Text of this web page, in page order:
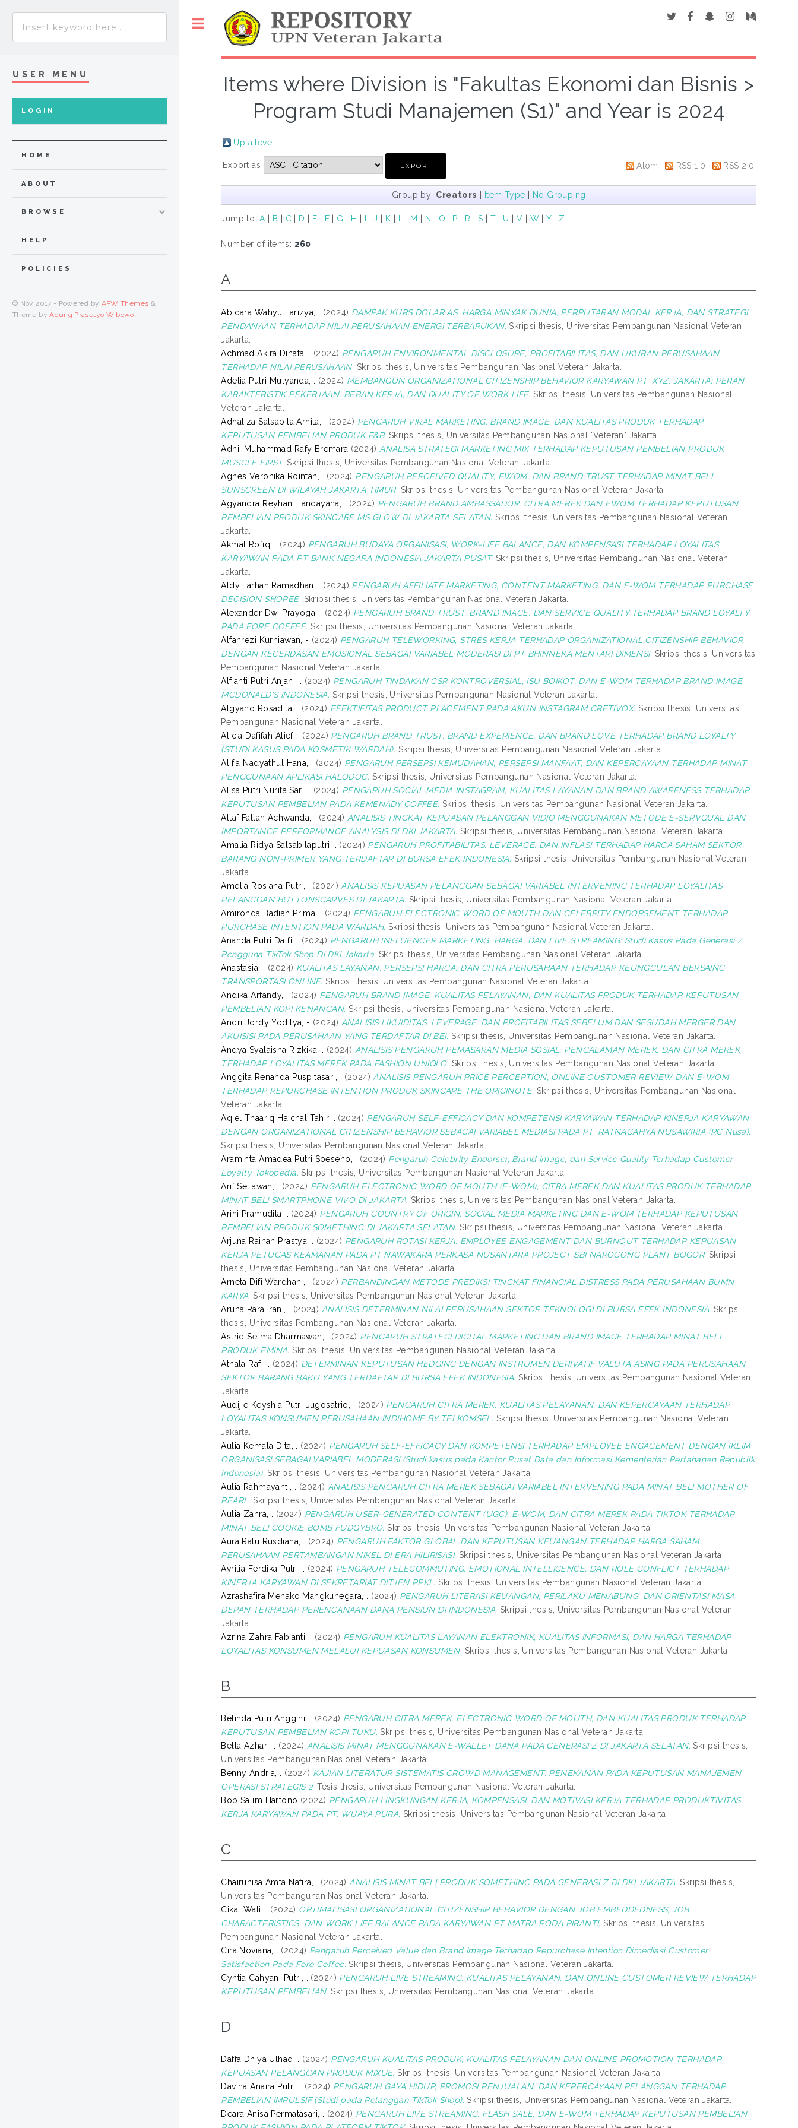
Items where Division is "Fakultas Ekonomi dan Bisnis >
Program Studi Manajemen (S1)" and Year is 2024
Up a level
Export as Atom RSS 1.0 RSS 2.0
Group by: Creators Item Type No Grouping
Jump to:A B C| D E F G H J K M N O P R S T| U V W |Y| Z
Number of items: 260
A
Abidara Wahyu Farizya, . (2024) DAMPAK KURS DOLAR AS, HARGA MINYAK DUNIA, PERPUTARAN MODAL KERJA, DAN STRATEGI
PENDANAAN TERHADAP NILAI PERUSAHAAN ENERGI TERBARUKAN. Skripsi thesis, Universitas Pembangunan Nasional Veteran
Jakarta.
Achmad Akira Dinata, .
(2024) PENGARUH ENVIRONMENTAL DISCLOSURE, PROFITABILITAS, DAN UKURAN PERUSAHAAN
TERHADAP NILAI PERUSAHAAN. Skripsi thesis, Universitas Pembangunan Nasional Veteran Jakarta.
Adelia Putri Mulyanda, .
(2024) MEMBANGUN ORGANIZATIONAL CITIZENSHIP BEHAVIOR KARYAWAN PT. XYZ, JAKARTA: PERAN
KARAKTERISTIK PEKERJAAN, BEBAN KERJA, DAN QUALITY OF WORK LIFE. Skripsi thesis, Universitas Pembangunan Nasional
Veteran Jakarta.
Adhaliza Salsabila Arnita, .
(2024) PENGARUH VIRAL MARKETING, BRAND IMAGE, DAN KUALITAS PRODUK TERHADAP
KEPUTUSAN PEMBELIAN PRODUK F&B. Skripsi thesis, Universitas Pembangunan Nasional "Veteran" Jakarta.
Adhi, Muhammad Rafy Bremara (2024) ANALISA STRATEGI MARKETING MIX TERHADAP KEPUTUSAN PEMBELIAN PRODUK
MUSCLE FIRST. Skripsi thesis, Universitas Pembangunan Nasional Veteran Jakarta.
Agnes Veronika Rointan, .
(2024) PENGARUH PERCEIVED QUALITY, EWOM, DAN BRAND TRUST TERHADAP MINAT BELI
SUNSCREEN DI WILAYAH JAKARTA TIMUR. Skripsi thesis, Universitas Pembangunan Nasional Veteran Jakarta.
Agyandra Reyhan Handayana, .
(2024) PENGARUH BRAND AMBASSADOR, CITRA MEREK DAN EWOM TERHADAP KEPUTUSAN
PEMBELIAN PRODUK SKINCARE MS GLOW DI JAKARTA SELATAN. Skripsi thesis, Universitas Pembangunan Nasional Veteran
Jakarta.
Akmal Rofiq, .
(2024) PENGARUH BUDAYA ORGANISASI, WORK-LIFE BALANCE, DAN KOMPENSASI TERHADAP LOYALITAS
KARYAWAN PADA PT BANK NEGARA INDONESIA JAKARTA PUSAT. Skripsi thesis, Universitas Pembangunan Nasional Veteran
Jakarta.
Aldy Farhan Ramadhan, .
(2024) PENGARUH AFFILIATE MARKETING, CONTENT MARKETING, DAN E-WOM TERHADAP PURCHASE
DECISION SHOPEE. Skripsi thesis, Universitas Pembangunan Nasional Veteran Jakarta.
Alexander Dwi Prayoga, .
(2024) PENGARUH BRAND TRUST, BRAND IMAGE, DAN SERVICE QUALITY TERHADAP BRAND LOYALTY
PADA FORE COFFEE. Skripsi thesis, Universitas Pembangunan Nasional Veteran Jakarta.
Alfahrezi Kurniawan, - (2024) PENGARUH TELEWORKING, STRES KERJA TERHADAP ORGANIZATIONAL CITIZENSHIP BEHAVIOR
DENGAN KECERDASAN EMOSIONAL SEBAGAI VARIABEL MODERASI DI PT BHINNEKA MENTARI DIMENSI. Skripsi thesis, Universitas
Pembangunan Nasional Veteran Jakarta.
Alfianti Putri Anjani, .
(2024) PENGARUH TINDAKAN CSR KONTROVERSIAL, ISU BOIKOT, DAN E-WOM TERHADAP BRAND IMAGE
MCDONALD'S INDONESIA. Skripsi thesis, Universitas Pembangunan Nasional Veteran Jakarta.
Algyano Rosadita, .
(2024) EFEKTIFITAS PRODUCT PLACEMENT PADA AKUN INSTAGRAM CRETIVOX. Skripsi thesis, Universitas
Pembangunan Nasional Veteran Jakarta.
Alicia Dafifah Alief, .
(2024) PENGARUH BRAND TRUST, BRAND EXPERIENCE, DAN BRAND LOVE TERHADAP BRAND LOYALTY
(STUDI KASUS PADA KOSMETIK WARDAH). Skripsi thesis, Universitas Pembangunan Nasional Veteran Jakarta.
Alifia Nadyathul Hana, .
(2024) PENGARUH PERSEPSI KEMUDAHAN, PERSEPSI MANFAAT, DAN KEPERCAYAAN TERHADAP MINAT
PENGGUNAAN APLIKASI HALODOC. Skripsi thesis, Universitas Pembangunan Nasional Veteran Jakarta.
Alisa Putri Nurita Sari, .
(2024) PENGARUH SOCIAL MEDIA INSTAGRAM, KUALITAS LAYANAN DAN BRAND AWARENESS TERHADAP
KEPUTUSAN PEMBELIAN PADA KEMENADY COFFEE. Skripsi thesis, Universitas Pembangunan Nasional Veteran Jakarta.
Altaf Fattan Achwanda, .
(2024) ANALISIS TINGKAT KEPUASAN PELANGGAN VIDIO MENGGUNAKAN METODE E-SERVQUAL DAN
IMPORTANCE PERFORMANCE ANALYSIS DI DKI JAKARTA. Skripsi thesis, Universitas Pembangunan Nasional Veteran Jakarta.
Amalia Ridya Salsabilaputri, .
(2024) PENGARUH PROFITABILITAS, LEVERAGE, DAN INFLASI TERHADAP HARGA SAHAM SEKTOR
BARANG NON-PRIMER YANG TERDAFTAR DI BURSA EFEK INDONESIA. Skripsi thesis, Universitas Pembangunan Nasional Veteran
Jakarta.
Amelia Rosiana Putri, .
(2024) ANALISIS KEPUASAN PELANGGAN SEBAGAI VARIABEL INTERVENING TERHADAP LOYALITAS
PELANGGAN BUTTONSCARVES DI JAKARTA. Skripsi thesis, Universitas Pembangunan Nasional Veteran Jakarta.
Amirohda Badiah Prima, .
(2024) PENGARUH ELECTRONIC WORD OF MOUTH DAN CELEBRITY ENDORSEMENT TERHADAP
PURCHASE INTENTION PADA WARDAH. Skripsi thesis, Universitas Pembangunan Nasional Veteran Jakarta.
Ananda Putri Dalfi, .
(2024) PENGARUH INFLUENCER MARKETING, HARGA, DAN LIVE STREAMING: Studi Kasus Pada Generasi Z
Pengguna TikTok Shop Di DKI Jakarta. Skripsi thesis, Universitas Pembangunan Nasional Veteran Jakarta.
Anastasia, .
(2024) KUALITAS LAYANAN, PERSEPSI HARGA, DAN CITRA PERUSAHAAN TERHADAP KEUNGGULAN BERSAING
TRANSPORTASI ONLINE. Skripsi thesis, Universitas Pembangunan Nasional Veteran Jakarta.
Andika Arfandy, .
(2024) PENGARUH BRAND IMAGE, KUALITAS PELAYANAN, DAN KUALITAS PRODUK TERHADAP KEPUTUSAN
PEMBELIAN KOPI KENANGAN. Skripsi thesis, Universitas Pembangunan Nasional Veteran Jakarta.
Andri Jordy Yoditya, - (2024) ANALISIS LIKUIDITAS, LEVERAGE, DAN PROFITABILITAS SEBELUM DAN SESUDAH MERGER DAN
AKUISISI PADA PERUSAHAAN YANG TERDAFTAR DI BEI. Skripsi thesis, Universitas Pembangunan Nasional Veteran Jakarta.
Andya Syalaisha Rizkika, .
(2024) ANALISIS PENGARUH PEMASARAN MEDIA SOSIAL, PENGALAMAN MEREK, DAN CITRA MEREK
TERHADAP LOYALITAS MEREK PADA FASHION UNIQLO. Skripsi thesis, Universitas Pembangunan Nasional Veteran Jakarta.
Anggita Renanda Puspitasari, .
(2024) ANALISIS PENGARUH PRICE PERCEPTION, ONLINE CUSTOMER REVIEW DAN E-WOM
TERHADAP REPURCHASE INTENTION PRODUK SKINCARE THE ORIGINOTE. Skripsi thesis, Universitas Pembangunan Nasional
Veteran Jakarta.
Aqiel Thaariq Haichal Tahir, .
(2024) PENGARUH SELF-EFFICACY DAN KOMPETENSI KARYAWAN TERHADAP KINERJA KARYAWAN
DENGAN ORGANIZATIONAL CITIZENSHIP BEHAVIOR SEBAGAI VARIABEL MEDIASI PADA PT. RATNACAHYA NUSAWIRIA (RC Nusa).
Skripsi thesis, Universitas Pembangunan Nasional Veteran Jakarta.
Araminta Amadea Putri Soeseno, .
(2024) Pengaruh Celebrity Endorser, Brand Image, dan Service Quality Terhadap Customer
Loyalty Tokopedia. Skripsi thesis, Universitas Pembangunan Nasional Veteran Jakarta.
Arif Setiawan, .
(2024) PENGARUH ELECTRONIC WORD OF MOUTH (E-WOM), CITRA MEREK DAN KUALITAS PRODUK TERHADAP
MINAT BELI SMARTPHONE VIVO DI JAKARTA. Skripsi thesis, Universitas Pembangunan Nasional Veteran Jakarta.
Arini Pramudita, .
(2024) PENGARUH COUNTRY OF ORIGIN, SOCIAL MEDIA MARKETING DAN E-WOM TERHADAP KEPUTUSAN
PEMBELIAN PRODUK SOMETHINC DI JAKARTA SELATAN. Skripsi thesis, Universitas Pembangunan Nasional Veteran Jakarta.
Arjuna Raihan Prastya, .
(2024) PENGARUH ROTASI KERJA, EMPLOYEE ENGAGEMENT DAN BURNOUT TERHADAP KEPUASAN
KERJA PETUGAS KEAMANAN PADA PT NAWAKARA PERKASA NUSANTARA PROJECT SBI NAROGONG PLANT BOGOR. Skripsi
thesis, Universitas Pembangunan Nasional Veteran Jakarta.
Arneta Difi Wardhani, .
(2024) PERBANDINGAN METODE PREDIKSI TINGKAT FINANCIAL DISTRESS PADA PERUSAHAAN BUMN
KARYA. Skripsi thesis, Universitas Pembangunan Nasional Veteran Jakarta.
Aruna Rara Irani, .
(2024) ANALISIS DETERMINAN NILAI PERUSAHAAN SEKTOR TEKNOLOGI DI BURSA EFEK INDONESIA. Skripsi
thesis, Universitas Pembangunan Nasional Veteran Jakarta.
Astrid Selma Dharmawan, .
(2024) PENGARUH STRATEGI DIGITAL MARKETING DAN BRAND IMAGE TERHADAP MINAT BELI
PRODUK EMINA. Skripsi thesis, Universitas Pembangunan Nasional Veteran Jakarta.
Athala Rafi, .
(2024) DETERMINAN KEPUTUSAN HEDGING DENGAN INSTRUMEN DERIVATIF VALUTA ASING PADA PERUSAHAAN
SEKTOR BARANG BAKU YANG TERDAFTAR DI BURSA EFEK INDONESIA. Skripsi thesis, Universitas Pembangunan Nasional Veteran
Jakarta.
Audijie Keyshia Putri Jugosatrio, .
(2024) PENGARUH CITRA MEREK, KUALITAS PELAYANAN, DAN KEPERCAYAAN TERHADAP
LOYALITAS KONSUMEN PERUSAHAAN INDIHOME BY TELKOMSEL. Skripsi thesis, Universitas Pembangunan Nasional Veteran
Jakarta.
Aulia Kemala Dita, .
(2024) PENGARUH SELF-EFFICACY DAN KOMPETENSI TERHADAP EMPLOYEE ENGAGEMENT DENGAN IKLIM
ORGANISASI SEBAGAI VARIABEL MODERASI (Studi kasus pada Kantor Pusat Data dan Informasi Kementerian Pertahanan Republik
Indonesia). Skripsi thesis, Universitas Pembangunan Nasional Veteran Jakarta.
Aulia Rahmayanti, .
(2024) ANALISIS PENGARUH CITRA MEREK SEBAGAI VARIABEL INTERVENING PADA MINAT BELI MOTHER OF
PEARL. Skripsi thesis, Universitas Pembangunan Nasional Veteran Jakarta.
Aulia Zahra, .
(2024) PENGARUH USER-GENERATED CONTENT (UGC), E-WOM, DAN CITRA MEREK PADA TIKTOK TERHADAP
MINAT BELI COOKIE BOMB FUDGYBRO. Skripsi thesis, Universitas Pembangunan Nasional Veteran Jakarta.
Aura Ratu Rusdiana, .
(2024) PENGARUH FAKTOR GLOBAL DAN KEPUTUSAN KEUANGAN TERHADAP HARGA SAHAM
PERUSAHAAN PERTAMBANGAN NIKEL DI ERA HILIRISASI. Skripsi thesis, Universitas Pembangunan Nasional Veteran Jakarta.
Avrilia Ferdika Putri, .
(2024) PENGARUH TELECOMMUTING, EMOTIONAL INTELLIGENCE, DAN ROLE CONFLICT TERHADAP
KINERJA KARYAWAN DI SEKRETARIAT DITJEN PPKL. Skripsi thesis, Universitas Pembangunan Nasional Veteran Jakarta.
Azrashafira Menako Mangkunegara, .
(2024) PENGARUH LITERASI KEUANGAN, PERILAKU MENABUNG, DAN ORIENTASI MASA
DEPAN TERHADAP PERENCANAAN DANA PENSIUN DI INDONESIA. Skripsi thesis, Universitas Pembangunan Nasional Veteran
Jakarta.
Azrina Zahra Fabianti, .
(2024) PENGARUH KUALITAS LAYANAN ELEKTRONIK, KUALITAS INFORMASI, DAN HARGA TERHADAP
LOYALITAS KONSUMEN MELALUI KEPUASAN KONSUMEN. Skripsi thesis, Universitas Pembangunan Nasional Veteran Jakarta.
B
Belinda Putri Anggini, . (2024) PENGARUH CITRA MEREK, ELECTRONIC WORD OF MOUTH, DAN KUALITAS PRODUK TERHADAP
KEPUTUSAN PEMBELIAN KOPI TUKU. Skripsi thesis, Universitas Pembangunan Nasional Veteran Jakarta.
Bella Azhari, .
(2024) ANALISIS MINAT MENGGUNAKAN E-WALLET DANA PADA GENERASI Z DI JAKARTA SELATAN. Skripsi thesis,
Universitas Pembangunan Nasional Veteran Jakarta.
Benny Andria, .
(2024) KAJIAN LITERATUR SISTEMATIS CROWD MANAGEMENT: PENEKANAN PADA KEPUTUSAN MANAJEMEN
OPERASI STRATEGIS 2. Tesis thesis, Universitas Pembangunan Nasional Veteran Jakarta.
Bob Salim Hartono (2024) PENGARUH LINGKUNGAN KERJA, KOMPENSASI, DAN MOTIVASI KERJA TERHADAP PRODUKTIVITAS
KERJA KARYAWAN PADA PT. WIJAYA PURA. Skripsi thesis, Universitas Pembangunan Nasional Veteran Jakarta.
C
Chairunisa Amta Nafira, . (2024) ANALISIS MINAT BELI PRODUK SOMETHINC PADA GENERASI Z DI DKI JAKARTA. Skripsi thesis,
Universitas Pembangunan Nasional Veteran Jakarta.
Cikal Wati, .
(2024) OPTIMALISASI ORGANIZATIONAL CITIZENSHIP BEHAVIOR DENGAN JOB EMBEDDEDNESS, JOB
CHARACTERISTICS, DAN WORK LIFE BALANCE PADA KARYAWAN PT MATRA RODA PIRANTI. Skripsi thesis, Universitas
Pembangunan Nasional Veteran Jakarta.
Cira Noviana, .
(2024) Pengaruh Perceived Value dan Brand Image Terhadap Repurchase Intention Dimediasi Customer
Satisfaction Pada Fore Coffee. Skripsi thesis, Universitas Pembangunan Nasional Veteran Jakarta.
Cyntia Cahyani Putri, .
(2024) PENGARUH LIVE STREAMING, KUALITAS PELAYANAN, DAN ONLINE CUSTOMER REVIEW TERHADAP
KEPUTUSAN PEMBELIAN. Skripsi thesis, Universitas Pembangunan Nasional Veteran Jakarta.
D
Daffa Dhiya Ulhaq, . (2024) PENGARUH KUALITAS PRODUK, KUALITAS PELAYANAN DAN ONLINE PROMOTION TERHADAP
KEPUASAN PELANGGAN PRODUK MIXUE. Skripsi thesis, Universitas Pembangunan Nasional Veteran Jakarta.
Davina Anaira Putri, .
(2024) PENGARUH GAYA HIDUP, PROMOSI PENJUALAN, DAN KEPERCAYAAN PELANGGAN TERHADAP
PEMBELIAN IMPULSIF (Studi pada Pelanggan TikTok Shop). Skripsi thesis, Universitas Pembangunan Nasional Veteran Jakarta.
Deara Anisa Permatasari, .
(2024) PENGARUH LIVE STREAMING, FLASH SALE, DAN E-WOM TERHADAP KEPUTUSAN PEMBELIAN
USER MENU
LOGIN
HOME
ABOUT
BROWSE
HELP
POLICIES
© Nov 2017 - Powered by APW Themes &
Theme byAgung Prasetyo Wibowo